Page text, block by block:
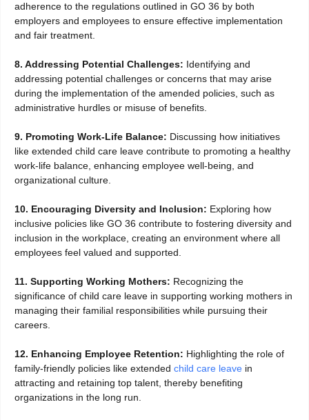
adherence to the regulations outlined in GO 36 by both
employers and employees to ensure effective implementation
and fair treatment.
8. Addressing Potential Challenges: Identifying and
addressing potential challenges or concerns that may arise
during the implementation of the amended policies, such as
administrative hurdles or misuse of benefits.
9. Promoting Work-Life Balance: Discussing how initiatives
like extended child care leave contribute to promoting a healthy
work-life balance, enhancing employee well-being, and
organizational culture.
10. Encouraging Diversity and Inclusion: Exploring how
inclusive policies like GO 36 contribute to fostering diversity and
inclusion in the workplace, creating an environment where all
employees feel valued and supported.
11. Supporting Working Mothers: Recognizing the
significance of child care leave in supporting working mothers in
managing their familial responsibilities while pursuing their
careers.
12. Enhancing Employee Retention: Highlighting the role of
family-friendly policies like extended child care leave in
attracting and retaining top talent, thereby benefiting
organizations in the long run.